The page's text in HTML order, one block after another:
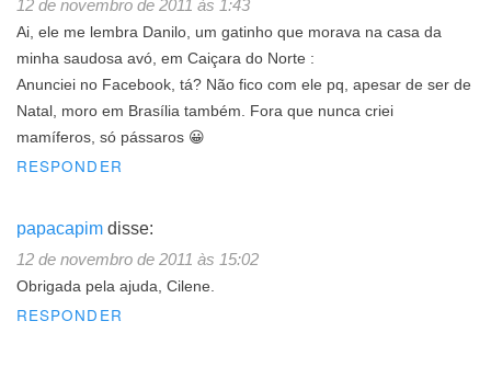
12 de novembro de 2011 às 1:43
Ai, ele me lembra Danilo, um gatinho que morava na casa da
minha saudosa avó, em Caiçara do Norte :
Anunciei no Facebook, tá? Não fico com ele pq, apesar de ser de
Natal, moro em Brasília também. Fora que nunca criei
mamíferos, só pássaros 😀
RESPONDER
papacapim disse:
12 de novembro de 2011 às 15:02
Obrigada pela ajuda, Cilene.
RESPONDER